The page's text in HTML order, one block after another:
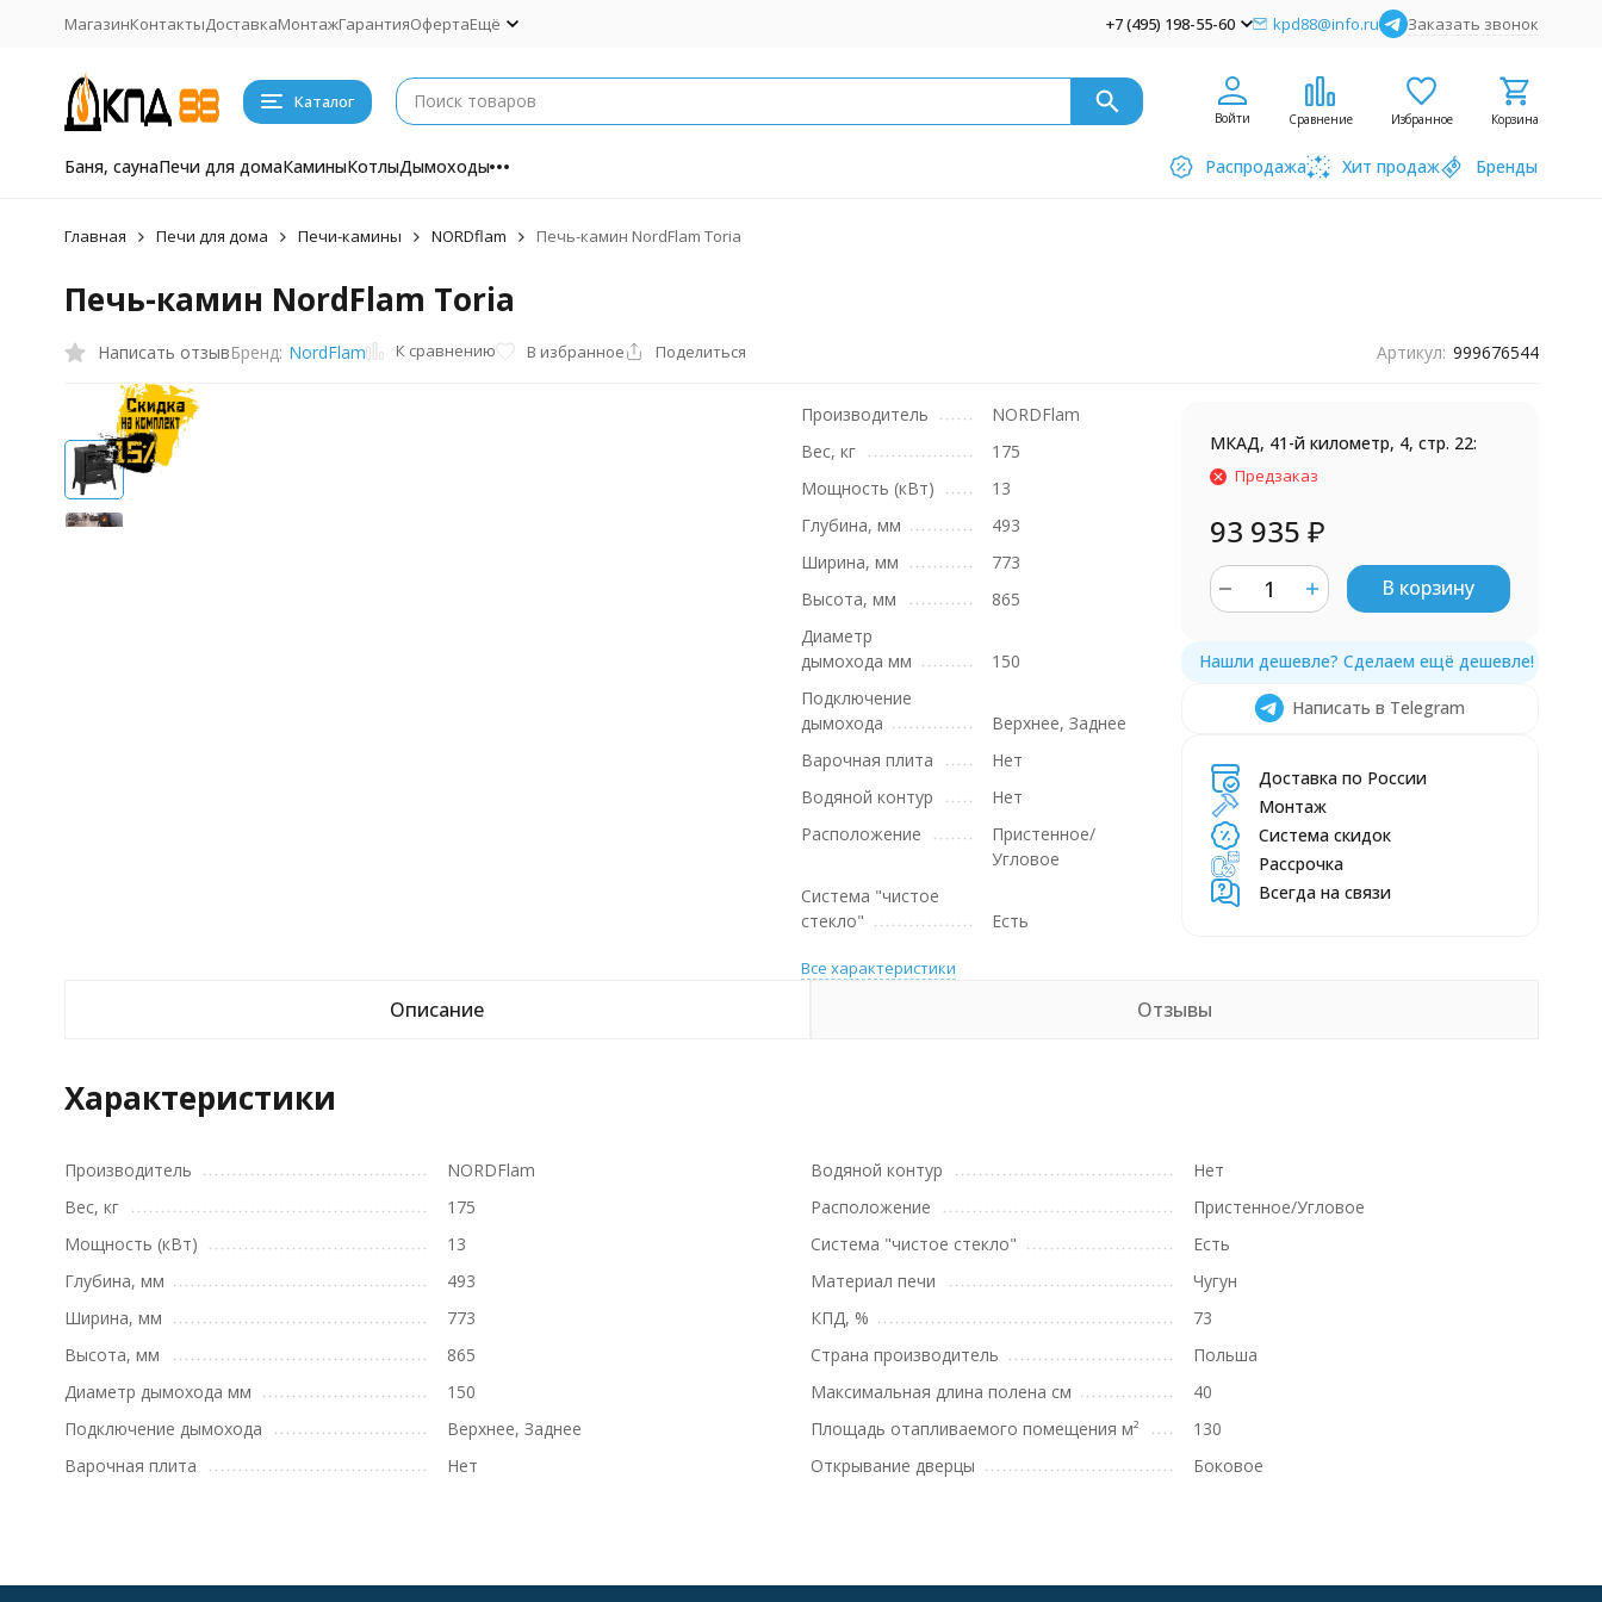
МагазинКонтактыДоставкаМонтажГарантияОфертаЕщё +7 (495) 198-55-60 kpd88@info.ru Заказать звонок
Каталог
Войти Сравнение Избранное Корзина
Баня, саунаПечи для домаКаминыКотлыДымоходы Распродажа Хит продаж Бренды
Главная Печи для дома Печи-камины NORDflam Печь-камин NordFlam Toria
Печь-камин NordFlam Toria
Написать отзывБренд: NordFlam К сравнению В избранное Поделиться Артикул: 999676544
Производитель
NORDFlam
Вес, кг
175
Мощность (кВт)
13
Глубина, мм
493
Ширина, мм
773
Высота, мм
865
Диаметр
дымохода мм
150
Подключение
дымохода
Верхнее, Заднее
Варочная плита
Нет
Водяной контур
Нет
Расположение
Пристенное/
Угловое
Система "чистое
стекло"
Есть
Все характеристики
МКАД, 41-й километр, 4, стр. 22:
Предзаказ
93 935 ₽
В корзину
Написать в Telegram
Доставка по России
Монтаж
Система скидок
Рассрочка
Всегда на связи
Описание Отзывы
Характеристики
Производитель
NORDFlam
Вес, кг
175
Мощность (кВт)
13
Глубина, мм
493
Ширина, мм
773
Высота, мм
865
Диаметр дымохода мм
150
Подключение дымохода
Верхнее, Заднее
Варочная плита
Нет
Водяной контур
Нет
Расположение
Пристенное/Угловое
Система "чистое стекло"
Есть
Материал печи
Чугун
КПД, %
73
Страна производитель
Польша
Максимальная длина полена см
40
Площадь отапливаемого помещения м²
130
Открывание дверцы
Боковое